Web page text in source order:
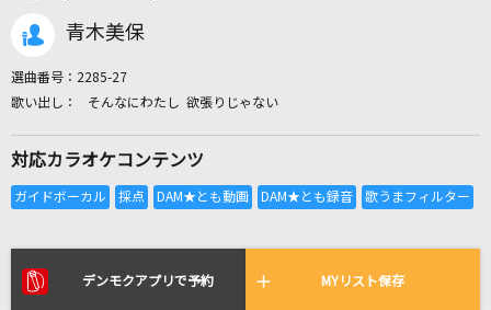
全国りれき
青木美保
選曲番号： 2285-27
そんなにわたし 欲張りじゃない
対応カラオケコンテンツ
デンモクアプリで予約 MYリスト保存